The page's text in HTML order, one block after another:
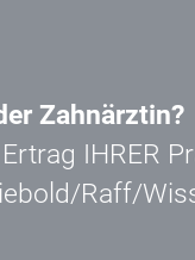
Zahnärztin?
IHRER
Raff/